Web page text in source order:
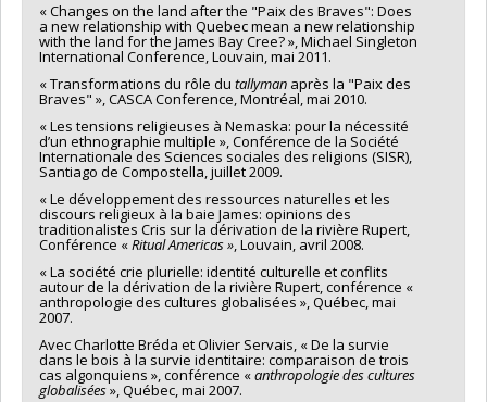
« Changes on the land after the "Paix des Braves": Does
a new relationship with Quebec mean a new relationship
with the land for the James Bay Cree? », Michael Singleton
International Conference, Louvain, mai 2011.
« Transformations du rôle du tallyman après la "Paix des
Braves" », CASCA Conference, Montréal, mai 2010.
« Les tensions religieuses à Nemaska: pour la nécessité
d’un ethnographie multiple », Conférence de la Société
Internationale des Sciences sociales des religions (SISR),
Santiago de Compostella, juillet 2009.
« Le développement des ressources naturelles et les
discours religieux à la baie James: opinions des
traditionalistes Cris sur la dérivation de la rivière Rupert,
Conférence «Ritual Americas », Louvain, avril 2008.
« La société crie plurielle: identité culturelle et conflits
autour de la dérivation de la rivière Rupert, conférence «
anthropologie des cultures globalisées », Québec, mai
2007.
Avec Charlotte Bréda et Olivier Servais, « De la survie
dans le bois à la survie identitaire: comparaison de trois
cas algonquiens », conférence «anthropologie des cultures
globalisées», Québec, mai 2007.